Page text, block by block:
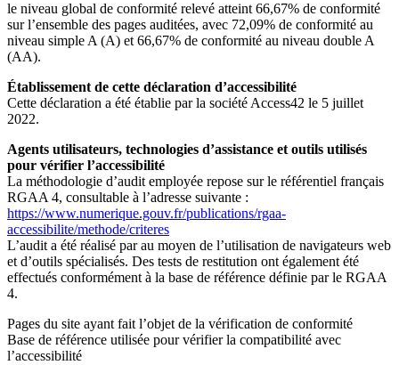
le niveau global de conformité relevé atteint 66,67% de conformité
sur l’ensemble des pages auditées, avec 72,09% de conformité au
niveau simple A (A) et 66,67% de conformité au niveau double A
(AA).
Établissement de cette déclaration d’accessibilité
Cette déclaration a été établie par la société Access42 le 5 juillet
2022.
Agents utilisateurs, technologies d’assistance et outils utilisés
pour vérifier l’accessibilité
La méthodologie d’audit employée repose sur le référentiel français
RGAA 4, consultable à l’adresse suivante :
https://www.numerique.gouv.fr/publications/rgaa-
accessibilite/methode/criteres
L’audit a été réalisé par au moyen de l’utilisation de navigateurs web
et d’outils spécialisés. Des tests de restitution ont également été
effectués conformément à la base de référence définie par le RGAA
4.
Pages du site ayant fait l’objet de la vérification de conformité
Base de référence utilisée pour vérifier la compatibilité avec
l’accessibilité